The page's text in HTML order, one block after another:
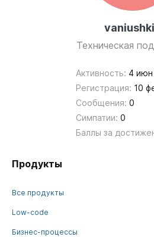
Техническая
Активность: 4 июн
Регистрация: 10
Сообщения: 0
Симпатии: 0
Баллы за
Продукты
Все продукты
Low-code
Бизнес-процессы